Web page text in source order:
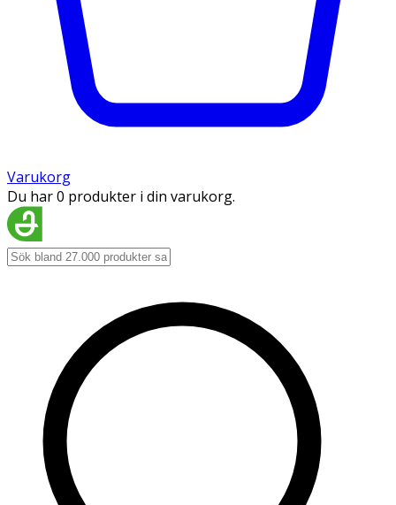
Varukorg
Du har 0 produkter i din varukorg.